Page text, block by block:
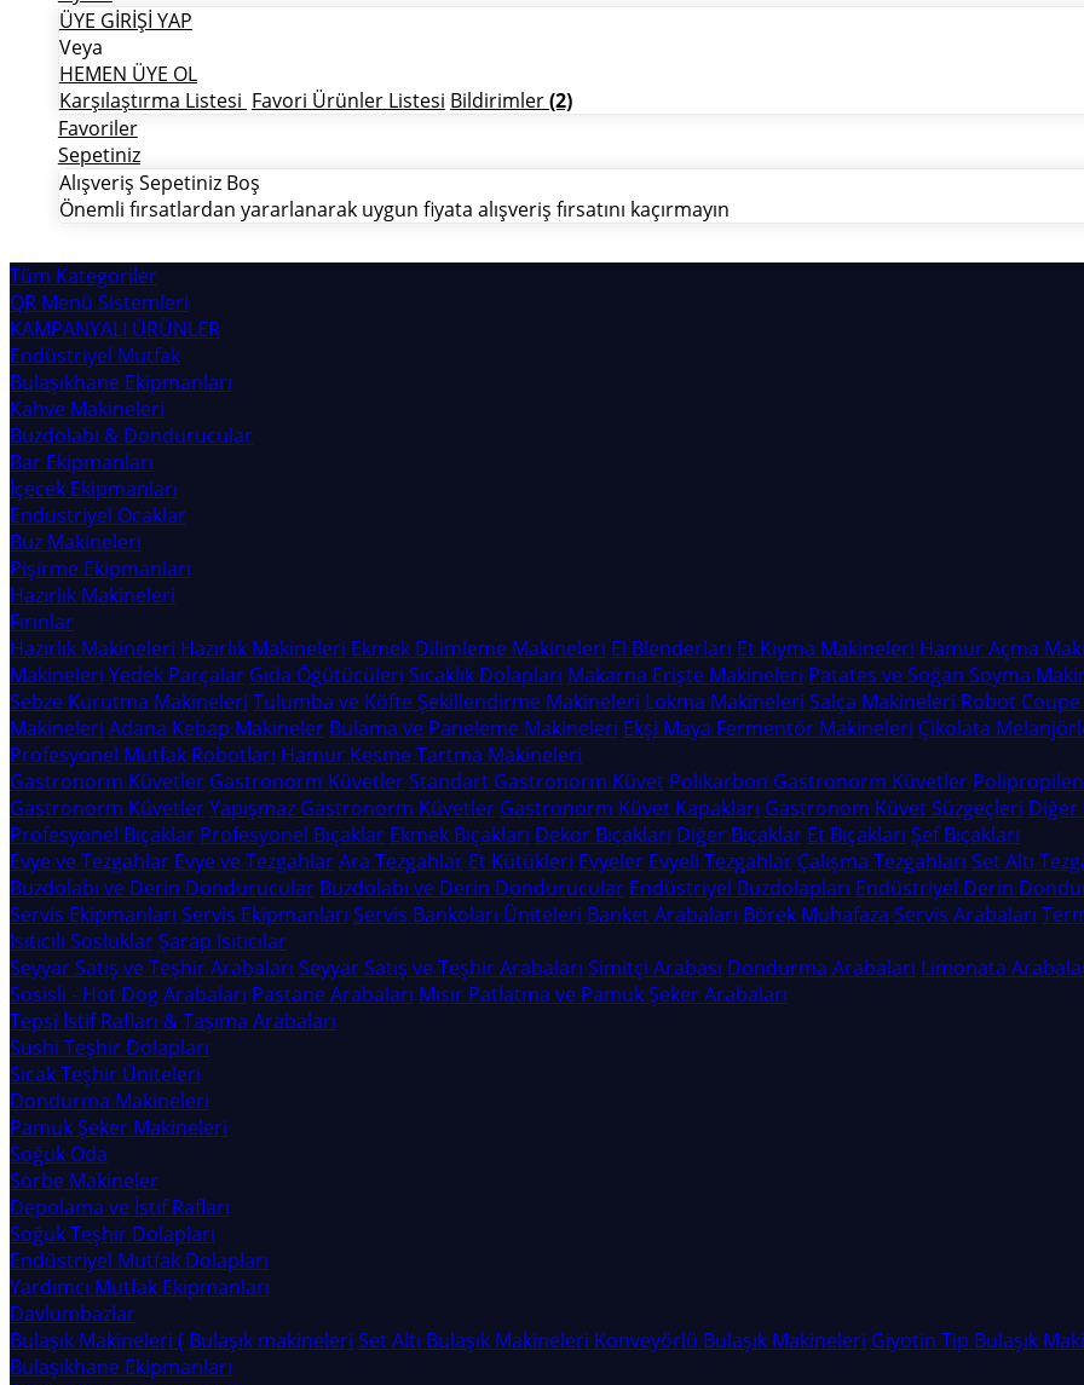
ÜYE GİRİŞİ YAP
Veya
HEMEN ÜYE OL
Karşılaştırma Listesi Favori Ürünler Listesi Bildirimler(2)
Favoriler
Sepetiniz
Alışveriş Sepetiniz Boş
Önemli fırsatlardan yararlanarak uygun fiyata alışveriş fırsatını kaçırmayın
Tüm Kategoriler
QR Menü Sistemleri
KAMPANYALI ÜRÜNLER
Endüstriyel Mutfak
Bulaşıkhane Ekipmanları
Kahve Makineleri
Buzdolabı & Dondurucular
Bar Ekipmanları
İçecek Ekipmanları
Endustriyel Ocaklar
Buz Makineleri
Pişirme Ekipmanları
Hazırlık Makineleri
Fırınlar
Hazırlık Makineleri Hazırlık Makineleri Ekmek Dilimleme Makineleri El Blenderları Et Kıyma Makineleri Hamur Açma
Makineleri Yedek Parçalar Gıda Öğütücüleri Sıcaklık Dolapları Makarna Erişte Makineleri Patates ve Soğan Soyma
Sebze Kurutma Makineleri Tulumba ve Köfte Şekillendirme Makineleri Lokma Makineleri Salça Makineleri Robot Coupe
Makineleri Adana Kebap Makineler Bulama ve Paneleme Makineleri Ekşi Maya Fermentör Makineleri Çikolata
Profesyonel Mutfak Robotları Hamur Kesme Tartma Makineleri
Gastronorm Küvetler Gastronorm KüvetlerStandart Gastronorm Küvet Polikarbon Gastronorm Küvetler
Gastronorm KüvetlerYapışmaz Gastronorm Küvetler Gastronorm Küvet Kapakları Gastronom Küvet Süzgeçleri
Profesyonel Bıçaklar Profesyonel Bıçaklar Ekmek Bıçakları Dekor Bıçakları Diğer Bıçaklar Et Bıçakları Şef Bıçakları
Evye ve Tezgahlar Evye ve TezgahlarAra Tezgahlar Et Kütükleri Evyeler Evyeli Tezgahlar Çalışma Tezgahları Set Altı
Buzdolabı ve Derin Dondurucular Buzdolabı ve Derin Dondurucular Endüstriyel Buzdolapları Endüstriyel Derin
Servis Ekipmanları Servis Ekipmanları Servis Bankoları Üniteleri Banket Arabaları Börek Muhafaza Servis Arabaları
Isıtıcılı SosluklarŞarap Isıtıcılar
Seyyar Satış ve Teşhir Arabaları Seyyar Satış ve Teşhir Arabaları Simitçi Arabası Dondurma Arabaları Limonata
Sosisli - Hot Dog Arabaları Pastane Arabaları Mısır Patlatma ve Pamuk Şeker Arabaları
Tepsi İstif Rafları & Taşıma Arabaları
Sushi Teşhir Dolapları
Sıcak Teşhir Üniteleri
Dondurma Makineleri
Pamuk Şeker Makineleri
Soğuk Oda
Sorbe Makineler
Depolama ve İstif Rafları
Soğuk Teşhir Dolapları
Endüstriyel Mutfak Dolapları
Yardımcı Mutfak Ekipmanları
Davlumbazlar
Bulaşık Makineleri ( Bulaşık makineleri Set Altı Bulaşık Makineleri Konveyörlü Bulaşık Makineleri Giyotin Tip Bulaşık
Bulaşıkhane Ekipmanları